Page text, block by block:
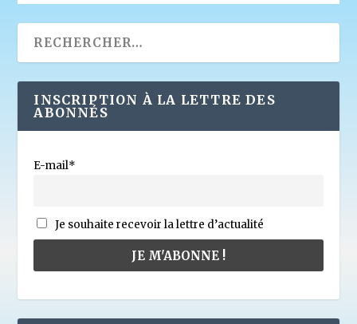
INSCRIPTION À LA LETTRE DES
ABONNÉS
E-mail*
Je souhaite recevoir la lettre d’actualité